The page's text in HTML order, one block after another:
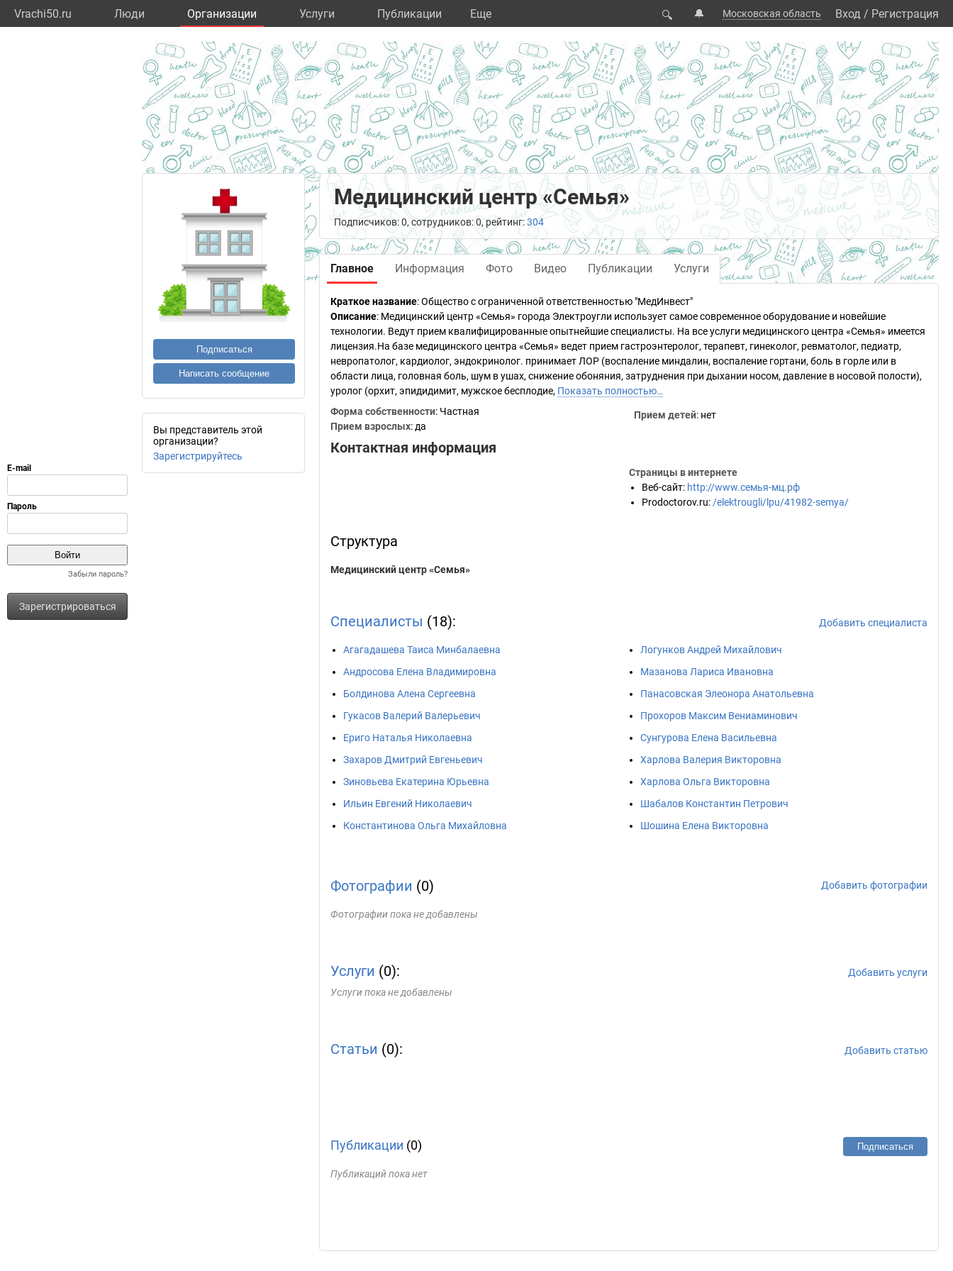
Vrachi50.ru Люди Организации Услуги Публикации Eще 🔍 🔔 Московская область Вход / Регистрация
Забыли пароль?
Зарегистрироваться
Подписаться
Написать сообщение
Вы представитель этой
организации?
Зарегистрируйтесь
Медицинский центр «Семья»
Подписчиков: 0, сотрудников: 0, рейтинг:304
Главное Информация Фото Видео Публикации Услуги
Краткое название:Общество с ограниченной ответственностью "МедИнвест"
Описание: Медицинский центр «Семья» города Электроугли использует самое современное оборудование и новейшие
технологии. Ведут прием квалифицированные опытнейшие специалисты. На все услуги медицинского центра «Семья» имеется
лицензия.На базе медицинского центра «Семья» ведет прием гастроэнтеролог, терапевт, гинеколог, ревматолог, педиатр,
невропатолог, кардиолог, эндокринолог. принимает ЛОР (воспаление миндалин, воспаление гортани, боль в горле или в
области лица, головная боль, шум в ушах, снижение обоняния, затруднения при дыхании носом, давление в носовой полости),
уролог (орхит, эпидидимит, мужское бесплодие, Показать полностью…
Форма собственности: Частная
Прием взрослых: да
Прием детей: нет
Контактная информация
Страницы в интернете
Веб-сайт: http://www.семья-мц.рф
Prodoctorov.ru: /elektrougli/lpu/41982-semya/
Структура
Медицинский центр «Семья»
Специалисты (18): Добавить специалиста
Агагадашева Таиса Минбалаевна
Андросова Елена Владимировна
Болдинова Алена Сергеевна
Гукасов Валерий Валерьевич
Ериго Наталья Николаевна
Захаров Дмитрий Евгеньевич
Зиновьева Екатерина Юрьевна
Ильин Евгений Николаевич
Константинова Ольга Михайловна
Логунков Андрей Михайлович
Мазанова Лариса Ивановна
Панасовская Элеонора Анатольевна
Прохоров Максим Вениаминович
Сунгурова Елена Васильевна
Харлова Валерия Викторовна
Харлова Ольга Викторовна
Шабалов Константин Петрович
Шошина Елена Викторовна
Фотографии (0) Добавить фотографии
Фотографии пока не добавлены
Услуги (0):
Добавить услуги
Услуги пока не добавлены
Статьи (0): Добавить статью
Публикации (0) Подписаться
Публикаций пока нет